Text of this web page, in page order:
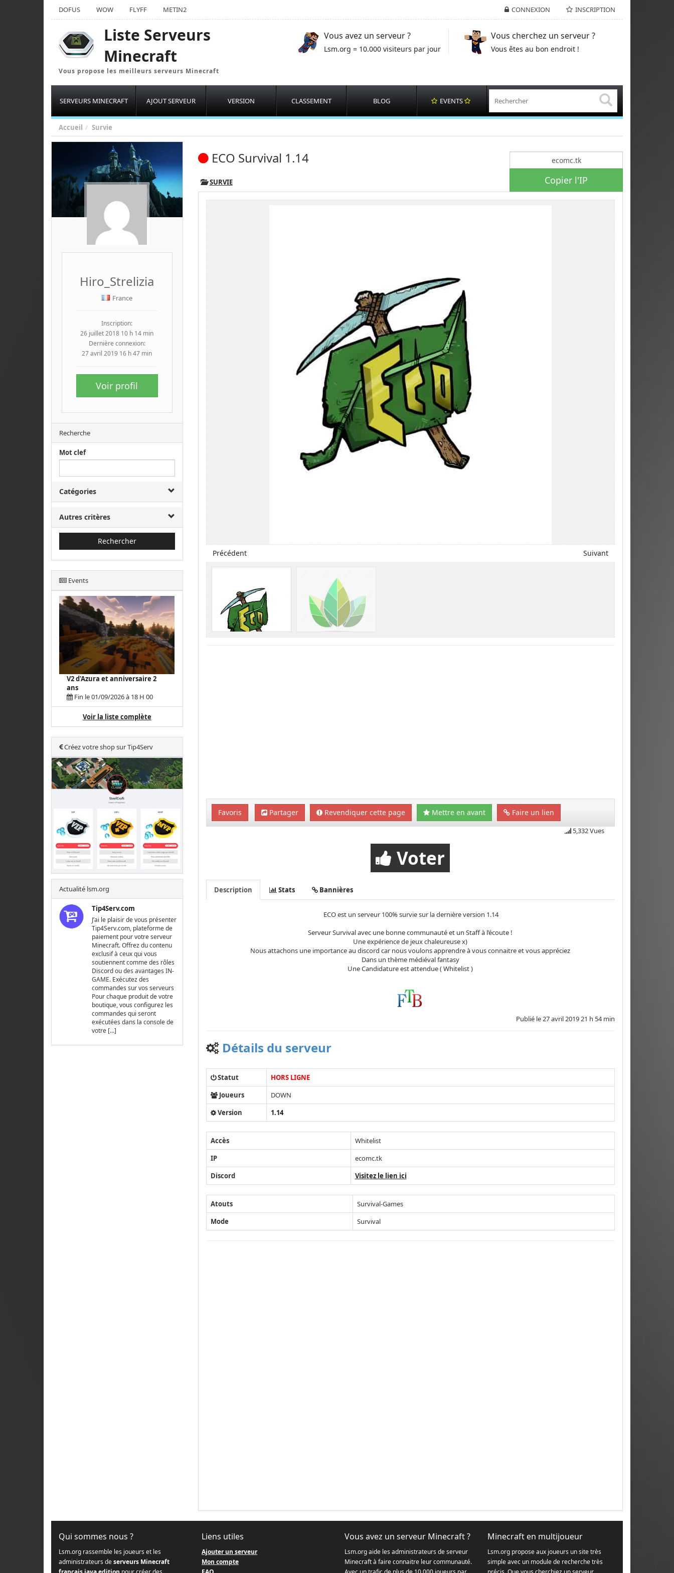
CONNEXION INSCRIPTION
DOFUS WOW FLYFF METIN2
Liste Serveurs
Minecraft
Vous propose les meilleurs serveurs Minecraft
Vous avez un serveur ?
Lsm.org = 10.000 visiteurs par jour
Vous cherchez un serveur ?
Vous êtes au bon endroit !
SERVEURS MINECRAFT AJOUT SERVEUR VERSION CLASSEMENT BLOG EVENTS
Accueil Survie
Hiro_Strelizia
France
Inscription:
26 juillet 2018 10 h 14 min
Dernière connexion:
27 avril 2019 16 h 47 min
Voir profil
Recherche
Mot clef
Catégories
Autres critères
Rechercher
Events
V2 d'Azura et anniversaire 2
ans
Fin le 01/09/2026 à 18 H 00
Voir la liste complète
Créez votre shop sur Tip4Serv
Actualité lsm.org
Tip4Serv.com
J’ai le plaisir de vous présenter
Tip4Serv.com, plateforme de
paiement pour votre serveur
Minecraft. Offrez du contenu
exclusif à ceux qui vous
soutiennent comme des rôles
Discord ou des avantages IN-
GAME. Exécutez des
commandes sur vos serveurs
Pour chaque produit de votre
boutique, vous configurez les
commandes qui seront
exécutées dans la console de
votre […]
Copier l'IP
ECO Survival 1.14
SURVIE
Précédent Suivant
Favoris Partager Revendiquer cette page Mettre en avant Faire un lien
5,332 Vues
Voter
Description Stats Bannières
ECO est un serveur 100% survie sur la dernière version 1.14
Serveur Survival avec une bonne communauté et un Staff à l’écoute !
Une expérience de jeux chaleureuse x)
Nous attachons une importance au discord car nous voulons apprendre à vous connaitre et vous appréciez
Dans un thème médiéval fantasy
Une Candidature est attendue ( Whitelist )
Publié le27 avril 2019 21 h 54 min
Détails du serveur
Statut
HORS LIGNE
Joueurs
DOWN
Version
1.14
Accès
Whitelist
IP
ecomc.tk
Discord
Visitez le lien ici
Atouts
Survival-Games
Mode
Survival
Qui sommes nous ?
Lsm.org rassemble les joueurs et les
administrateurs deserveurs Minecraft
Liens utiles
Ajouter un serveur
Mon compte
Vous avez un serveur Minecraft ?
Lsm.org aide les administrateurs de serveur
Minecraft à faire connaitre leur communauté.
Minecraft en multijoueur
Lsm.org propose aux joueurs un site très
simple avec un module de recherche très